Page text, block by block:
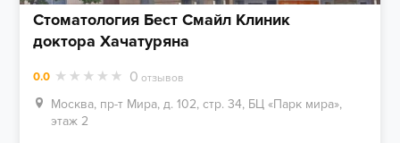
Стоматология Бест Смайл Клиник
доктора Хачатуряна
0.0 0 отзывов
Москва, пр-т Мира, д. 102, стр. 34, БЦ «Парк мира»,
этаж 2